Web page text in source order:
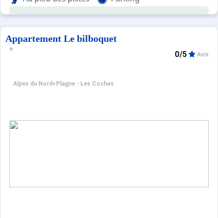
Appartement Le bilboquet
Alpes du Nord > Plagne - Les Coches
0/5 Avis